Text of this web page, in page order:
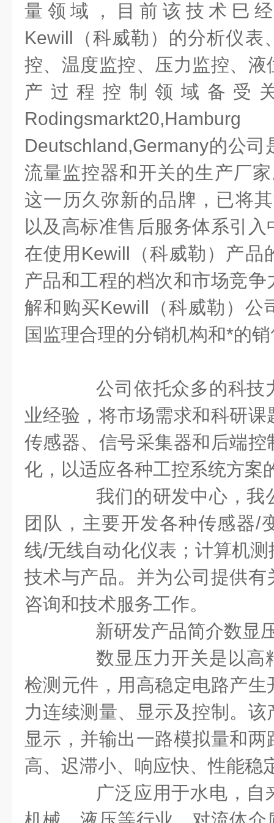
量领域，目前该技术巳
Kewill（科威勒）的分析仪表
控、温度监控、压力监控、
产过程控制领域备受
Deutschland,Germany的公
流量监控器和开关的生产厂
这一历久弥新的品牌，已将
以及高标准售后服务体系引
在使用Kewill（科威勒）产品
产品和工程的档次和市场竞
解和购买Kewill（科威勒）公
国监理合理的分销机构和*的
公司依托众多的科技
业经验，将市场需求和科研
传感器、信号采集器和后端
化，以适应各种工控系统方案
我们的研发中心，我
团队，主要开发各种传感器/
线/无线自动化仪表；计算机
技术与产品。并为公司提供
咨询和技术服务工作。
新研发产品简介数显
数显压力开关是以高
检测元件，用高稳定电路产
力连续测量、显示及控制。
显示，并输出一路模拟量和
高、迟滞小、响应快、性能稳
广泛应用于水电，自